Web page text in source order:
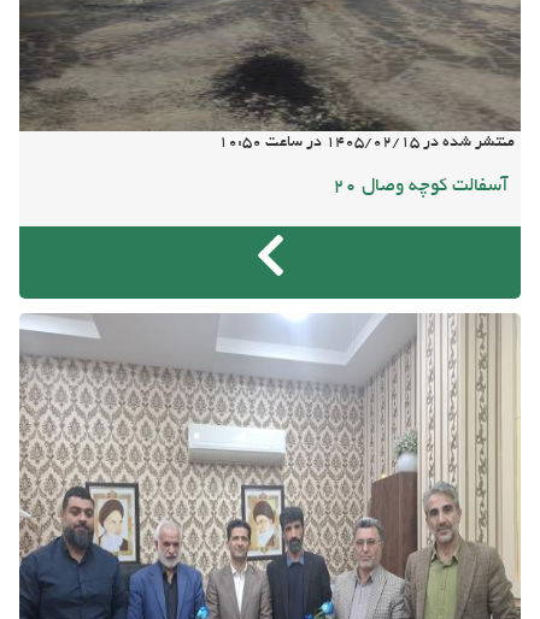
منتشر شده در 1405/02/15 در ساعت 10:50
آسفالت کوچه وصال ۲۰